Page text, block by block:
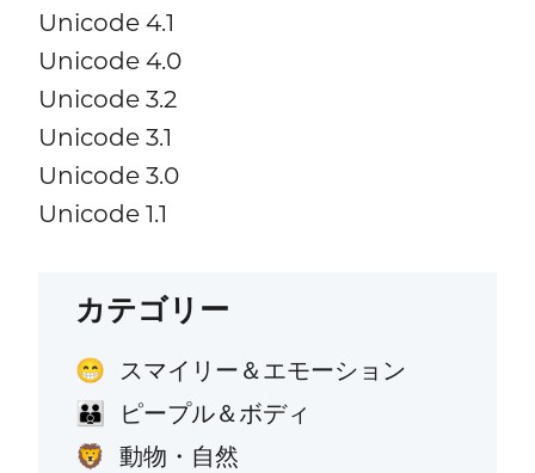
Unicode 4.1
Unicode 4.0
Unicode 3.2
Unicode 3.1
Unicode 3.0
Unicode 1.1
カテゴリー
😁 スマイリー＆エモーション
👪 ピープル＆ボディ
🦁 動物・自然